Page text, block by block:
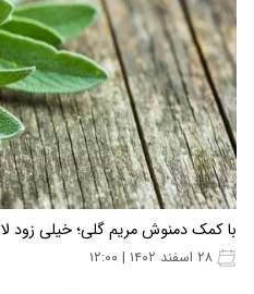
با کمک دمنوش مریم گلی؛ خیلی زود